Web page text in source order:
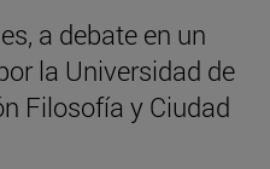
a debate en un
la Universidad de
Filosofía y Ciudad